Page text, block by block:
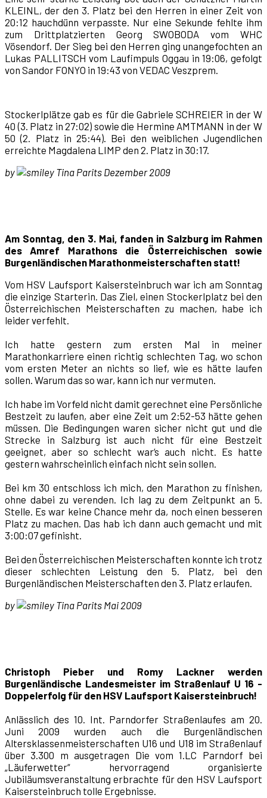
KLEINL, der den 3. Platz bei den Herren in einer Zeit von
20:12 hauchdünn verpasste. Nur eine Sekunde fehlte ihm
zum Drittplatzierten Georg SWOBODA vom WHC
Vösendorf. Der Sieg bei den Herren ging unangefochten an
Lukas PALLITSCH vom Laufimpuls Oggau in 19:06, gefolgt
von Sandor FONYO in 19:43 von VEDAC Veszprem.
Stockerlplätze gab es für die Gabriele SCHREIER in der W
40 (3. Platz in 27:02) sowie die Hermine AMTMANN in der W
50 (2. Platz in 25:44). Bei den weiblichen Jugendlichen
erreichte Magdalena LIMP den 2. Platz in 30:17.
by
Tina Parits Dezember 2009
Am Sonntag, den 3. Mai, fanden in Salzburg im Rahmen
des Amref Marathons die Österreichischen sowie
Burgenländischen Marathonmeisterschaften statt!
Vom HSV Laufsport Kaisersteinbruch war ich am Sonntag
die einzige Starterin. Das Ziel, einen Stockerlplatz bei den
Österreichischen Meisterschaften zu machen, habe ich
leider verfehlt.
Ich hatte gestern zum ersten Mal in meiner
Marathonkarriere einen richtig schlechten Tag, wo schon
vom ersten Meter an nichts so lief, wie es hätte laufen
sollen. Warum das so war, kann ich nur vermuten.
Ich habe im Vorfeld nicht damit gerechnet eine Persönliche
Bestzeit zu laufen, aber eine Zeit um 2:52-53 hätte gehen
müssen. Die Bedingungen waren sicher nicht gut und die
Strecke in Salzburg ist auch nicht für eine Bestzeit
geeignet, aber so schlecht war‘s auch nicht. Es hatte
gestern wahrscheinlich einfach nicht sein sollen.
Bei km 30 entschloss ich mich, den Marathon zu finishen,
ohne dabei zu verenden. Ich lag zu dem Zeitpunkt an 5.
Stelle. Es war keine Chance mehr da, noch einen besseren
Platz zu machen. Das hab ich dann auch gemacht und mit
3:00:07 gefinisht.
Bei den Österreichischen Meisterschaften konnte ich trotz
dieser schlechten Leistung den 5. Platz, bei den
Burgenländischen Meisterschaften den 3. Platz erlaufen.
by
Tina Parits Mai 2009
Christoph Pieber und Romy Lackner werden
Burgenländische Landesmeister im Straßenlauf U 16 -
Doppelerfolg für den HSV Laufsport Kaisersteinbruch!
Anlässlich des 10. Int. Parndorfer Straßenlaufes am 20.
Juni 2009 wurden auch die Burgenländischen
Altersklassenmeisterschaften U16 und U18 im Straßenlauf
über 3.300 m ausgetragen Die vom 1.LC Parndorf bei
„Läuferwetter“ hervorragend organisierte
Jubiläumsveranstaltung erbrachte für den HSV Laufsport
Kaisersteinbruch tolle Ergebnisse.